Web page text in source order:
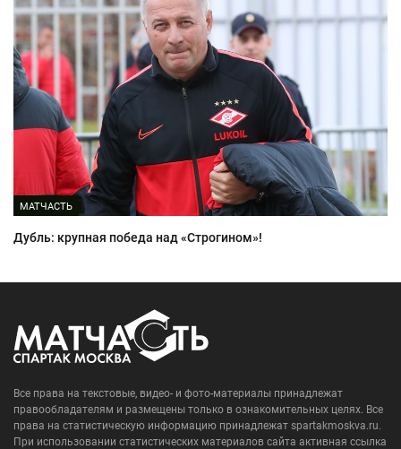
МАТЧАСТЬ
Дубль: крупная победа над «Строгином»!
Все права на текстовые, видео- и фото-материалы принадлежат
правообладателям и размещены только в ознакомительных целях. Все
права на статистическую информацию принадлежат spartakmoskva.ru.
При использовании статистических материалов сайта активная ссылка